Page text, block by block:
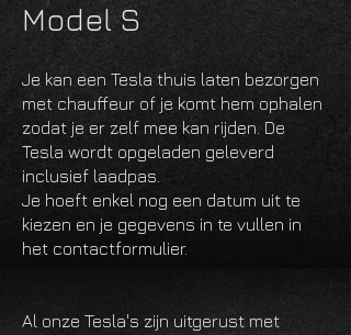
Model S
Je kan een Tesla thuis laten bezorgen
met chauffeur of je komt hem ophalen
zodat je er zelf mee kan rijden. De
Tesla wordt opgeladen geleverd
inclusief laadpas.
Je hoeft enkel nog een datum uit te
kiezen en je gegevens in te vullen in
het contactformulier.
Al onze Tesla's zijn uitgerust met